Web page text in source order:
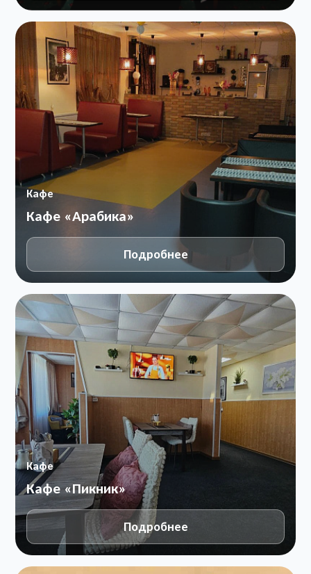
Кафе
Кафе «Арабика»
Подробнее
Кафе
Кафе «Пикник»
Подробнее